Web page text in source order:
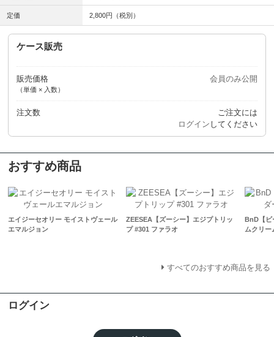
定価 2,800円（税別）
ケース販売
販売価格
（単価 × 入数）
会員のみ公開
注文数
ご注文には
ログイン してください
おすすめ商品
エイジーセオリー モイストヴェール
エマルジョン
ZEESEA【ズーシー】エジプトリッ
プ #301 ファラオ
BnD【ビ
ムクリー
すべてのおすすめ商品を見る
ログイン